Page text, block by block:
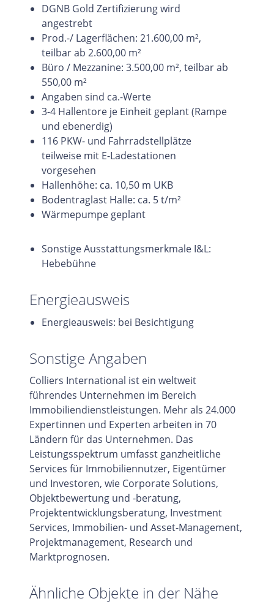
DGNB Gold Zertifizierung wird
angestrebt
Prod.-/ Lagerflächen: 21.600,00 m²,
teilbar ab 2.600,00 m²
Büro / Mezzanine: 3.500,00 m², teilbar ab
550,00 m²
Angaben sind ca.-Werte
3-4 Hallentore je Einheit geplant (Rampe
und ebenerdig)
116 PKW- und Fahrradstellplätze
teilweise mit E-Ladestationen
vorgesehen
Hallenhöhe: ca. 10,50 m UKB
Bodentraglast Halle: ca. 5 t/m²
Wärmepumpe geplant
Sonstige Ausstattungsmerkmale I&L:
Hebebühne
Energieausweis
Energieausweis: bei Besichtigung
Sonstige Angaben
Colliers International ist ein weltweit
führendes Unternehmen im Bereich
Immobiliendienstleistungen. Mehr als 24.000
Expertinnen und Experten arbeiten in 70
Ländern für das Unternehmen. Das
Leistungsspektrum umfasst ganzheitliche
Services für Immobiliennutzer, Eigentümer
und Investoren, wie Corporate Solutions,
Objektbewertung und -beratung,
Projektentwicklungsberatung, Investment
Services, Immobilien- und Asset-Management,
Projektmanagement, Research und
Marktprognosen.
Ähnliche Objekte in der Nähe